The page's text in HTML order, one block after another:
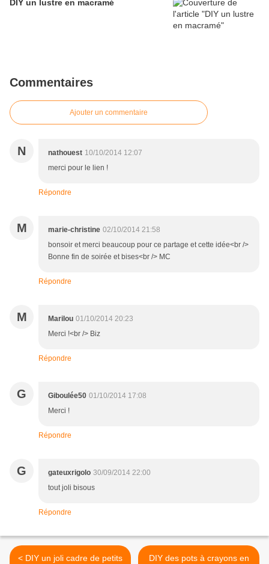
DIY un lustre en macramé
Commentaires
Ajouter un commentaire
N nathouest 10/10/2014 12:07
merci pour le lien !
Répondre
M marie-christine 02/10/2014 21:58
bonsoir et merci beaucoup pour ce partage et cette idée<br />
Bonne fin de soirée et bises<br /> MC
Répondre
M Marilou 01/10/2014 20:23
Merci !<br /> Biz
Répondre
G Giboulée50 01/10/2014 17:08
Merci !
Répondre
G gateuxrigolo 30/09/2014 22:00
tout joli bisous
Répondre
< DIY un joli cadre de petits
DIY des pots à crayons en